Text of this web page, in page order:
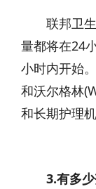
联邦卫生
量都将在24
小时内开始
和沃尔格林
和长期护理
3.有多少